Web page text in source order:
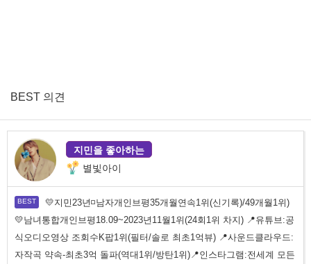
BEST 의견
지민을 좋아하는
별빛아이
💛지민23년◽남자개인브평35개월연속1위(신기록)/49개월1위)
💛남녀통합개인브평18.09~2023년11월1위(24회1위 차지) 📍유튜브:공
식오디오영상 조회수K팝1위(필터/솔로 최초1억뷰) 📍사운드클라우드:
자작곡 약속-최초3억 돌파(역대1위/방탄1위)📍인스타그램:전세계 모든